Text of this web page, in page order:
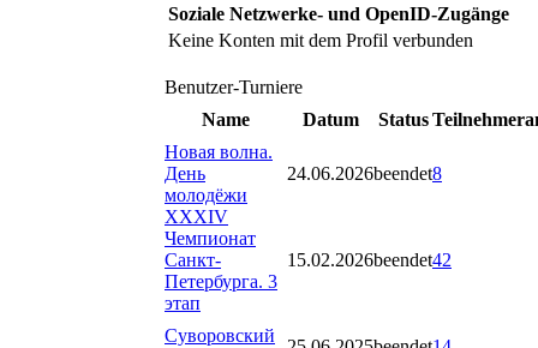
Soziale Netzwerke- und OpenID-Zugänge
Keine Konten mit dem Profil verbunden
Benutzer-Turniere
Name
Datum Status
Новая волна.
День
молодёжи
24.06.2026beendet8
XXXIV
Чемпионат
Санкт-
Петербурга. 3
этап
15.02.2026beendet42
Суворовский